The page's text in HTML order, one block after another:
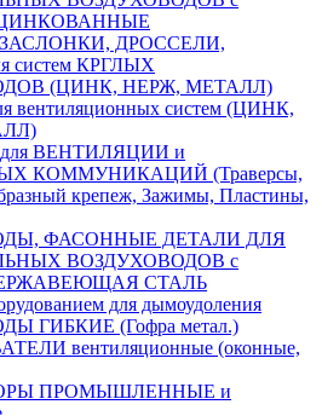
ДРОССЕЛИ,
систем КРГЛЫХ
(ЦИНК, НЕРЖ, МЕТАЛЛ)
вентиляционных систем (ЦИНК,
ВЕНТИЛЯЦИИ и
КОММУНИКАЦИЙ (Траверсы,
крепеж, Зажимы, Пластины,
ФАСОННЫЕ ДЕТАЛИ ДЛЯ
ВОЗДУХОВОДОВ с
СТАЛЬ
для дымоудоления
ГИБКИЕ (Гофра метал.)
вентиляционные (оконные,
ПРОМЫШЛЕННЫЕ и